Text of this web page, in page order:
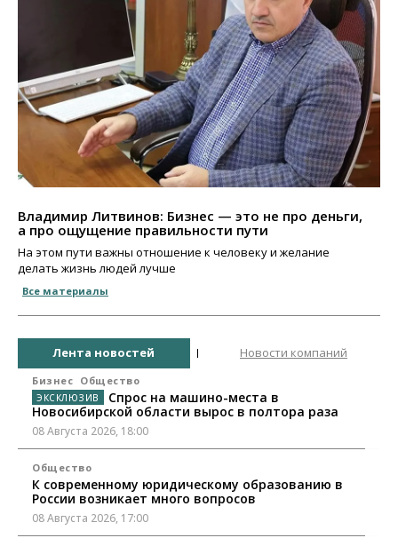
Владимир Литвинов: Бизнес — это не про деньги,
а про ощущение правильности пути
На этом пути важны отношение к человеку и желание
делать жизнь людей лучше
Все материалы
Лента новостей Новости компаний
Бизнес Общество
Спрос на машино-места в
Новосибирской области вырос в полтора раза
08 Августа 2026, 18:00
Общество
К современному юридическому образованию в
России возникает много вопросов
08 Августа 2026, 17:00